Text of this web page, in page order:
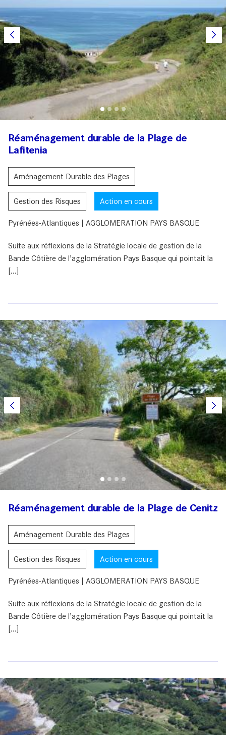
Réaménagement durable de la Plage de
Lafitenia
Aménagement Durable des Plages
Gestion des Risques Action en cours
Pyrénées-Atlantiques | AGGLOMERATION PAYS BASQUE
Suite aux réflexions de la Stratégie locale de gestion de la
Bande Côtière de l’agglomération Pays Basque qui pointait la
[...]
Réaménagement durable de la Plage de Cenitz
Aménagement Durable des Plages
Gestion des Risques Action en cours
Pyrénées-Atlantiques | AGGLOMERATION PAYS BASQUE
Suite aux réflexions de la Stratégie locale de gestion de la
Bande Côtière de l’agglomération Pays Basque qui pointait la
[...]